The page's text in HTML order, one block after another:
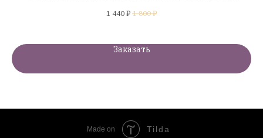
1 440 ₽ 1 800 ₽
Заказать
Made on Tilda